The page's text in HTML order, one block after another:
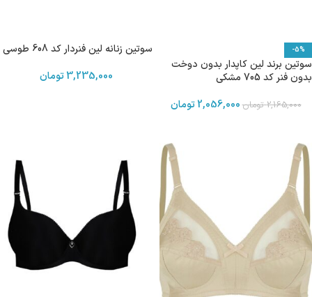
-5%
سوتین برند لین کاپدار بدون دوخت
بدون فنر کد 705 مشکی
2,165,000 تومان2,056,000 تومان
سوتین زنانه لین فنردار کد 608 طوسی
3,235,000تومان